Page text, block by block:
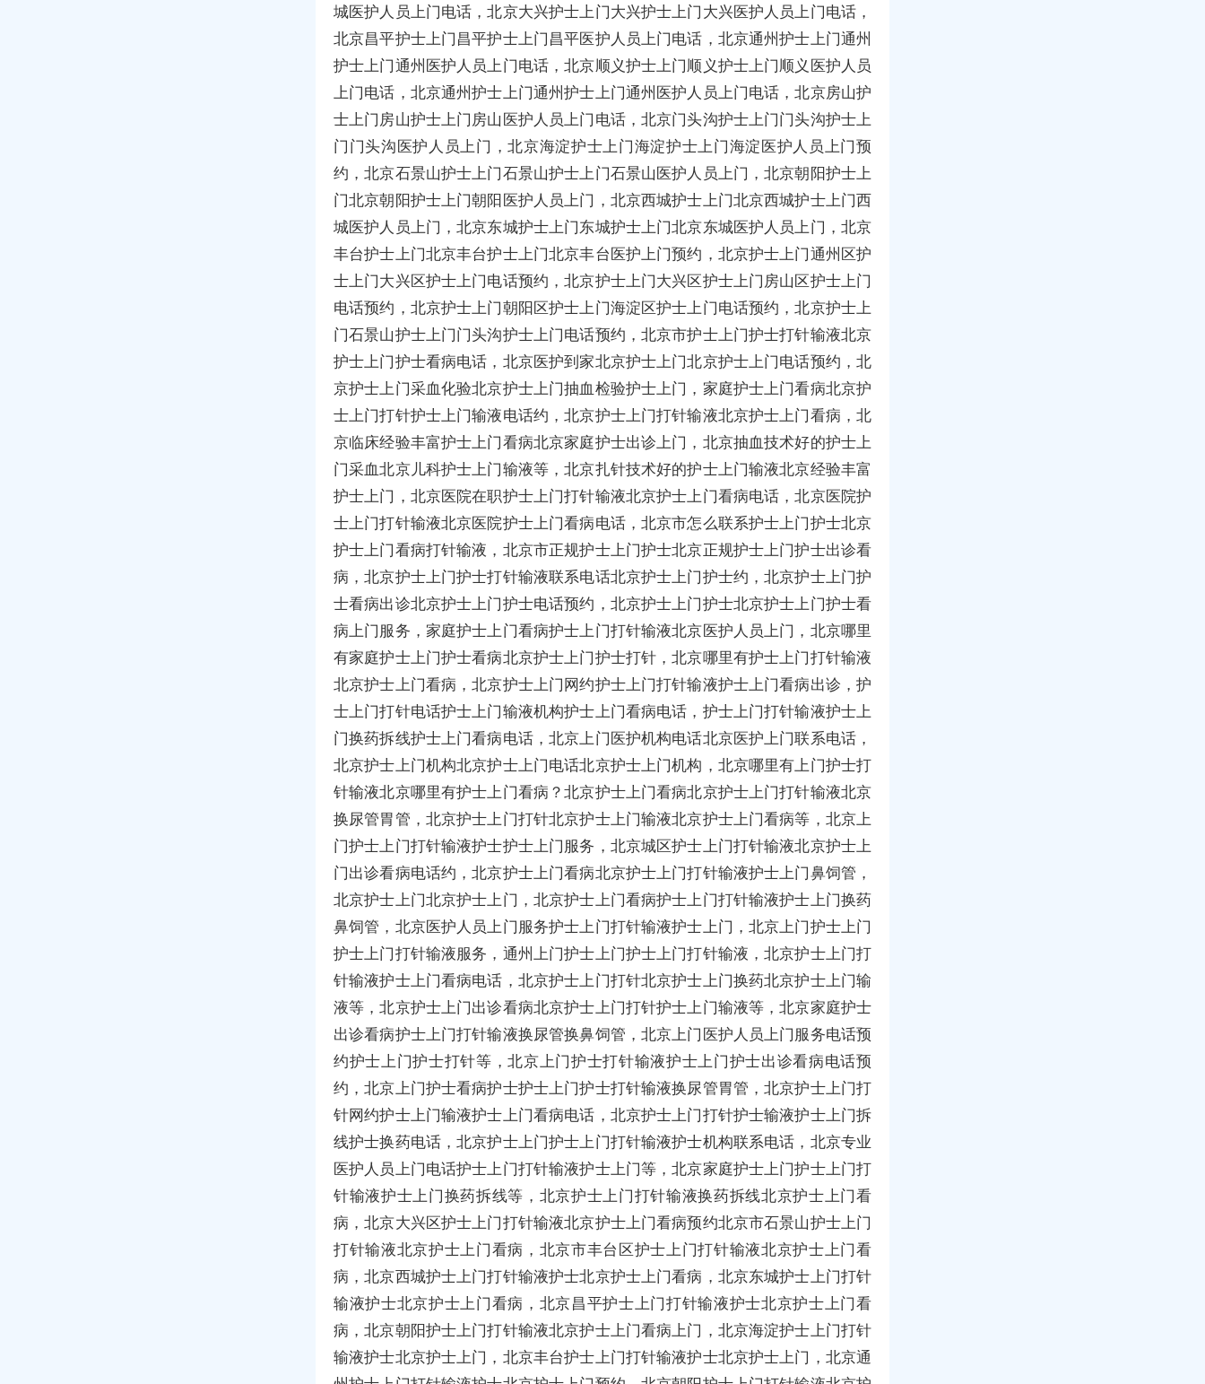
城医护人员上门电话，北京大兴护士上门大兴护士上门大兴医护人员上门电话，
北京昌平护士上门昌平护士上门昌平医护人员上门电话，北京通州护士上门通州
护士上门通州医护人员上门电话，北京顺义护士上门顺义护士上门顺义医护人员
上门电话，北京通州护士上门通州护士上门通州医护人员上门电话，北京房山护
士上门房山护士上门房山医护人员上门电话，北京门头沟护士上门门头沟护士上
门门头沟医护人员上门，北京海淀护士上门海淀护士上门海淀医护人员上门预
约，北京石景山护士上门石景山护士上门石景山医护人员上门，北京朝阳护士上
门北京朝阳护士上门朝阳医护人员上门，北京西城护士上门北京西城护士上门西
城医护人员上门，北京东城护士上门东城护士上门北京东城医护人员上门，北京
丰台护士上门北京丰台护士上门北京丰台医护上门预约，北京护士上门通州区护
士上门大兴区护士上门电话预约，北京护士上门大兴区护士上门房山区护士上门
电话预约，北京护士上门朝阳区护士上门海淀区护士上门电话预约，北京护士上
门石景山护士上门门头沟护士上门电话预约，北京市护士上门护士打针输液北京
护士上门护士看病电话，北京医护到家北京护士上门北京护士上门电话预约，北
京护士上门采血化验北京护士上门抽血检验护士上门，家庭护士上门看病北京护
士上门打针护士上门输液电话约，北京护士上门打针输液北京护士上门看病，北
京临床经验丰富护士上门看病北京家庭护士出诊上门，北京抽血技术好的护士上
门采血北京儿科护士上门输液等，北京扎针技术好的护士上门输液北京经验丰富
护士上门，北京医院在职护士上门打针输液北京护士上门看病电话，北京医院护
士上门打针输液北京医院护士上门看病电话，北京市怎么联系护士上门护士北京
护士上门看病打针输液，北京市正规护士上门护士北京正规护士上门护士出诊看
病，北京护士上门护士打针输液联系电话北京护士上门护士约，北京护士上门护
士看病出诊北京护士上门护士电话预约，北京护士上门护士北京护士上门护士看
病上门服务，家庭护士上门看病护士上门打针输液北京医护人员上门，北京哪里
有家庭护士上门护士看病北京护士上门护士打针，北京哪里有护士上门打针输液
北京护士上门看病，北京护士上门网约护士上门打针输液护士上门看病出诊，护
士上门打针电话护士上门输液机构护士上门看病电话，护士上门打针输液护士上
门换药拆线护士上门看病电话，北京上门医护机构电话北京医护上门联系电话，
北京护士上门机构北京护士上门电话北京护士上门机构，北京哪里有上门护士打
针输液北京哪里有护士上门看病？北京护士上门看病北京护士上门打针输液北京
换尿管胃管，北京护士上门打针北京护士上门输液北京护士上门看病等，北京上
门护士上门打针输液护士护士上门服务，北京城区护士上门打针输液北京护士上
门出诊看病电话约，北京护士上门看病北京护士上门打针输液护士上门鼻饲管，
北京护士上门北京护士上门，北京护士上门看病护士上门打针输液护士上门换药
鼻饲管，北京医护人员上门服务护士上门打针输液护士上门，北京上门护士上门
护士上门打针输液服务，通州上门护士上门护士上门打针输液，北京护士上门打
针输液护士上门看病电话，北京护士上门打针北京护士上门换药北京护士上门输
液等，北京护士上门出诊看病北京护士上门打针护士上门输液等，北京家庭护士
出诊看病护士上门打针输液换尿管换鼻饲管，北京上门医护人员上门服务电话预
约护士上门护士打针等，北京上门护士打针输液护士上门护士出诊看病电话预
约，北京上门护士看病护士护士上门护士打针输液换尿管胃管，北京护士上门打
针网约护士上门输液护士上门看病电话，北京护士上门打针护士输液护士上门拆
线护士换药电话，北京护士上门护士上门打针输液护士机构联系电话，北京专业
医护人员上门电话护士上门打针输液护士上门等，北京家庭护士上门护士上门打
针输液护士上门换药拆线等，北京护士上门打针输液换药拆线北京护士上门看
病，北京大兴区护士上门打针输液北京护士上门看病预约北京市石景山护士上门
打针输液北京护士上门看病，北京市丰台区护士上门打针输液北京护士上门看
病，北京西城护士上门打针输液护士北京护士上门看病，北京东城护士上门打针
输液护士北京护士上门看病，北京昌平护士上门打针输液护士北京护士上门看
病，北京朝阳护士上门打针输液北京护士上门看病上门，北京海淀护士上门打针
输液护士北京护士上门，北京丰台护士上门打针输液护士北京护士上门，北京通